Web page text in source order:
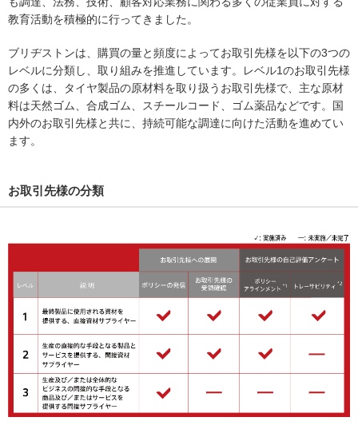
教育活動を積極的に行ってきました。
ブリヂストンは、購買の量と頻度によってお取引先様を以下の3つの
レベルに分類し、取り組みを推進しています。レベル1のお取引先様
の多くは、タイヤ製品の原材料を取り扱うお取引先様で、主な原材
料は天然ゴム、合成ゴム、スチールコード、ゴム薬品などです。国
内外のお取引先様と共に、持続可能な調達に向けた活動を進めてい
ます。
お取引先様の分類